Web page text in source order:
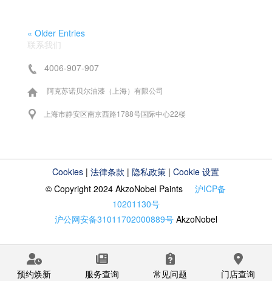
« Older Entries
联系我们
4006-907-907
阿克苏诺贝尔油漆（上海）有限公司
上海市静安区南京西路1788号国际中心22楼
Cookies |法律条款 |隐私政策 |Cookie 设置
© Copyright 2024 AkzoNobel Paints沪ICP备
10201130号
沪公网安备31011702000889号 AkzoNobel
预约焕新 服务查询 常见问题 门店查询